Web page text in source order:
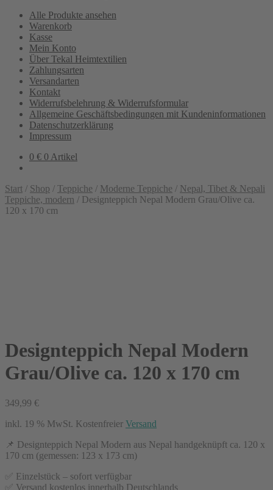
Alle Produkte ansehen
Warenkorb
Kasse
Mein Konto
Über Tekal Heimtextilien
Zahlungsarten
Versandarten
Kontakt
Widerrufsbelehrung & Widerrufsformular
Allgemeine Geschäftsbedingungen mit Kundeninformationen
Datenschutzerklärung
Impressum
0 € 0 Artikel
Start / Shop / Teppiche / Moderne Teppiche / Nepal, Tibet & Nepali
Teppiche, modern / Designteppich Nepal Modern Grau/Olive ca.
120 x 170 cm
Designteppich Nepal Modern
Grau/Olive ca. 120 x 170 cm
349,99 €
inkl. 19 % MwSt. Kostenfreier Versand
📌 Designteppich Nepal Modern aus Nepal handgeknüpft ca. 120 x
170 cm (gemessen: 123 x 173 cm)
✅ Einzelstück – sofort verfügbar
✅ Versand kostenlos innerhalb Deutschlands